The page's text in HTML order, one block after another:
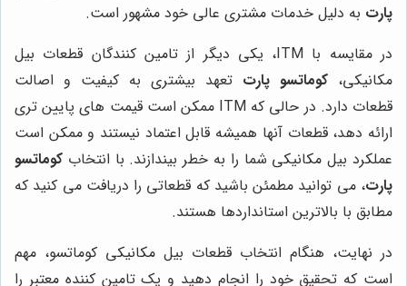
پارت به دلیل خدمات مشتری عالی خود مشهور است.
در مقایسه با ITM، یکی دیگر از تامین کنندگان قطعات بیل
مکانیکی، کوماتسو پارت تعهد بیشتری به کیفیت و اصالت
قطعات دارد. در حالی که ITM ممکن است قیمت های پایین تری
ارائه دهد، قطعات آنها همیشه قابل اعتماد نیستند و ممکن است
عملکرد بیل مکانیکی شما را به خطر بیندازند. با انتخاب کوماتسو
پارت، می توانید مطمئن باشید که قطعاتی را دریافت می کنید که
مطابق با بالاترین استانداردها هستند.
در نهایت، هنگام انتخاب قطعات بیل مکانیکی کوماتسو، مهم
است که تحقیق خود را انجام دهید و یک تامین کننده معتبر را